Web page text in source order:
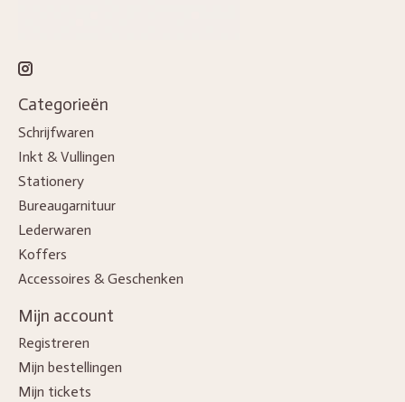
Categorieën
Schrijfwaren
Inkt & Vullingen
Stationery
Bureaugarnituur
Lederwaren
Koffers
Accessoires & Geschenken
Mijn account
Registreren
Mijn bestellingen
Mijn tickets